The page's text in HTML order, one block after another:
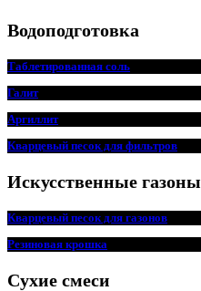
Водоподготовка
Таблетированная соль
Галит
Аргиллит
Кварцевый песок для фильтров
Искусственные газоны
Кварцевый песок для газонов
Резиновая крошка
Сухие смеси